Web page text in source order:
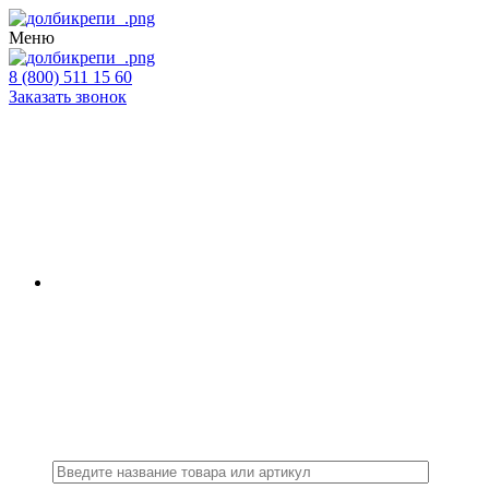
Меню
8 (800) 511 15 60
Заказать звонок